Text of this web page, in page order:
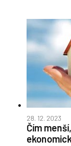
28. 12. 2023
Čím